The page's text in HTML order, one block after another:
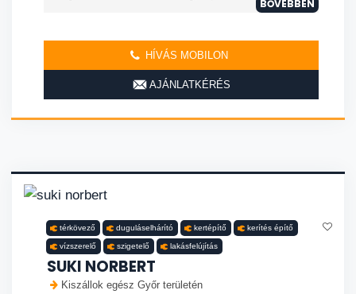
BŐVEBBEN
HÍVÁS MOBILON
AJÁNLATKÉRÉS
térkövező duguláselhárító kertépítő kerítés építő
vízszerelő szigetelő lakásfelújítás
SUKI NORBERT
Kiszállok egész Győr területén